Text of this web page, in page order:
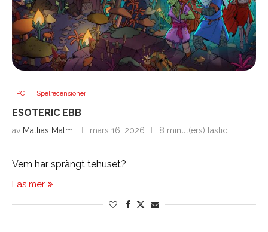
PC Spelrecensioner
ESOTERIC EBB
av Mattias Malm mars 16, 2026 8 minut(ers) lästid
Vem har sprängt tehuset?
Läs mer